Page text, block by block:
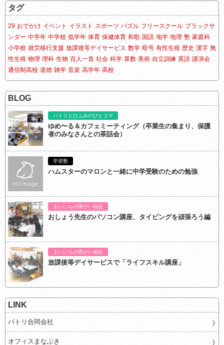
タグ
29 おでかけ イベント イラスト スポーツ パズル フリースクール ブラックサ
ンダー 中学年 中学校 低学年 体育 保健体育 和歌 国語 地学 地理 塾 家庭科
小学校 就労移行支援 放課後等デイサービス 数学 暗号 有性生殖 歴史 漢字 無
性生殖 物理 理科 生物 百人一首 社会 科学 算数 美術 自立訓練 英語 講演会
通信制高校 道徳 雑学 音楽 高学年 高校
BLOG
パトリとひふみのひとコマ
ゆめ〜る＆カフェミーティング（卒業生の集まり、保護
者のみなさんとの茶話会）
学習塾
ハムスターのマロンと一緒に中学受験のための勉強
まいにちの障がい福祉
おしょう先生のパソコン講座、タイピングを頑張ろう編
まいにちの障がい福祉
放課後等デイサービスで「ライフスキル講座」
LINK
パトリ合同会社
オフィスまなぶき